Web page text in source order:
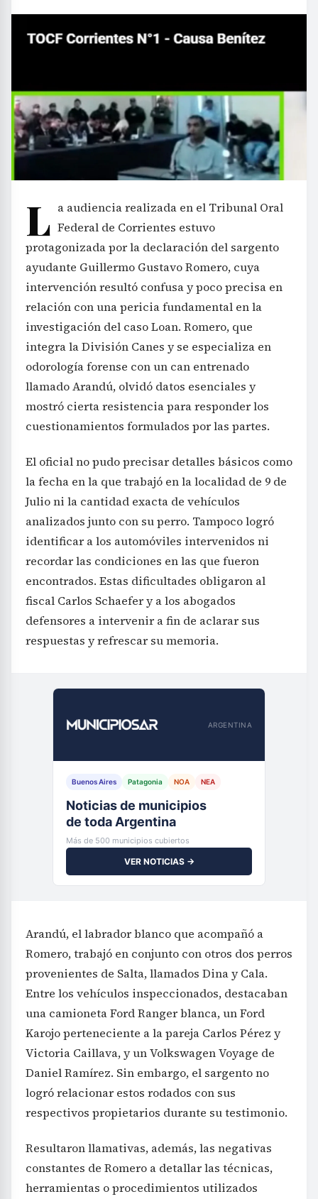
L a audiencia realizada en el Tribunal Oral
Federal de Corrientes estuvo
protagonizada por la declaración del sargento
ayudante Guillermo Gustavo Romero, cuya
intervención resultó confusa y poco precisa en
relación con una pericia fundamental en la
investigación del caso Loan. Romero, que
integra la División Canes y se especializa en
odorología forense con un can entrenado
llamado Arandú, olvidó datos esenciales y
mostró cierta resistencia para responder los
cuestionamientos formulados por las partes.
El oficial no pudo precisar detalles básicos como
la fecha en la que trabajó en la localidad de 9 de
Julio ni la cantidad exacta de vehículos
analizados junto con su perro. Tampoco logró
identificar a los automóviles intervenidos ni
recordar las condiciones en las que fueron
encontrados. Estas dificultades obligaron al
fiscal Carlos Schaefer y a los abogados
defensores a intervenir a fin de aclarar sus
respuestas y refrescar su memoria.
ARGENTINA
Buenos Aires Patagonia NOA NEA
Noticias de municipios
de toda Argentina
Más de 500 municipios cubiertos
VER NOTICIAS →
Arandú, el labrador blanco que acompañó a
Romero, trabajó en conjunto con otros dos perros
provenientes de Salta, llamados Dina y Cala.
Entre los vehículos inspeccionados, destacaban
una camioneta Ford Ranger blanca, un Ford
Karojo perteneciente a la pareja Carlos Pérez y
Victoria Caillava, y un Volkswagen Voyage de
Daniel Ramírez. Sin embargo, el sargento no
logró relacionar estos rodados con sus
respectivos propietarios durante su testimonio.
Resultaron llamativas, además, las negativas
constantes de Romero a detallar las técnicas,
herramientas o procedimientos utilizados